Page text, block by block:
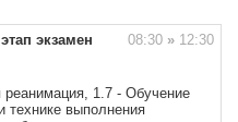
экзамен 08:30 »12:30
реанимация, 1.7 - Обучение
технике выполнения